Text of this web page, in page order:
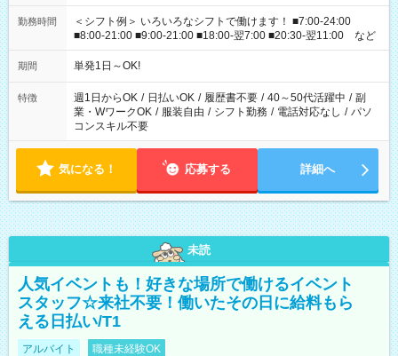
勤務時間
＜シフト例＞ いろいろなシフトで働けます！ ■7:00-24:00
■8:00-21:00 ■9:00-21:00 ■18:00-翌7:00 ■20:30-翌11:00 など
期間 単発1日～OK!
特徴 週1日からOK / 日払いOK / 履歴書不要 / 40～50代活躍中 / 副
業・WワークOK / 服装自由 / シフト勤務 / 電話対応なし / パソ
コンスキル不要
気になる！ 応募する 詳細へ
未読
人気イベントも！好きな場所で働けるイベント
スタッフ☆来社不要！働いたその日に給料もら
える日払い/T1
アルバイト 職種未経験OK